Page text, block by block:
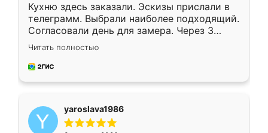
Кухню здесь заказали. Эскизы прислали в
телеграмм. Выбрали наиболее подходящий.
Согласовали день для замера. Через 3
недели кухня была уже готова. Остались
довольны работой. Спасибо Ренессанс
мебель за качественную работу!
Читать полностью
yaroslava1986